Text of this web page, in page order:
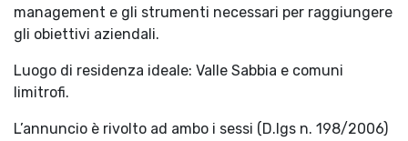
management e gli strumenti necessari per raggiungere
gli obiettivi aziendali.
Luogo di residenza ideale: Valle Sabbia e comuni
limitrofi.
L’annuncio è rivolto ad ambo i sessi (D.lgs n. 198/2006)